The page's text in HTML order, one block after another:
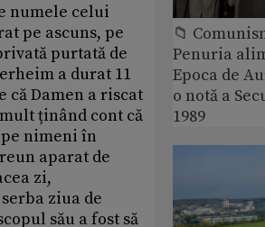
numele celui
pe ascuns, pe
purtată de
a durat 11
că Damen a riscat
ținând cont că
nimeni în
aparat de
zi,
ziua de
său a fost să
📁
Penuria
Epoca de
o notă a
1989